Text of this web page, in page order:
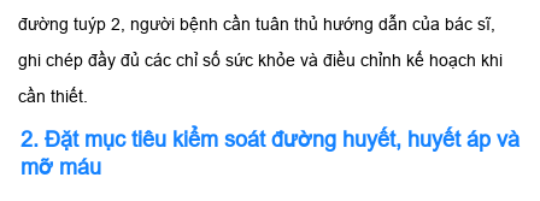
đường tuýp 2, người bệnh cần tuân thủ hướng dẫn của bác sĩ,
ghi chép đầy đủ các chỉ số sức khỏe và điều chỉnh kế hoạch khi
cần thiết.
2. Đặt mục tiêu kiểm soát đường huyết, huyết áp và
mỡ máu